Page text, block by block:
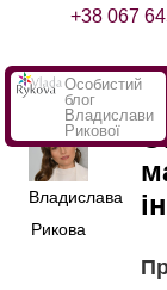
+38 067
Особистий
блог
Владислави
Рикової
Владислава
Рикова